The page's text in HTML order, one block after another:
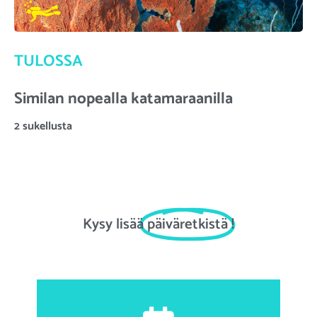
TULOSSA
Similan nopealla katamaraanilla
2 sukellusta
Kysy lisääpäiväretkistä!